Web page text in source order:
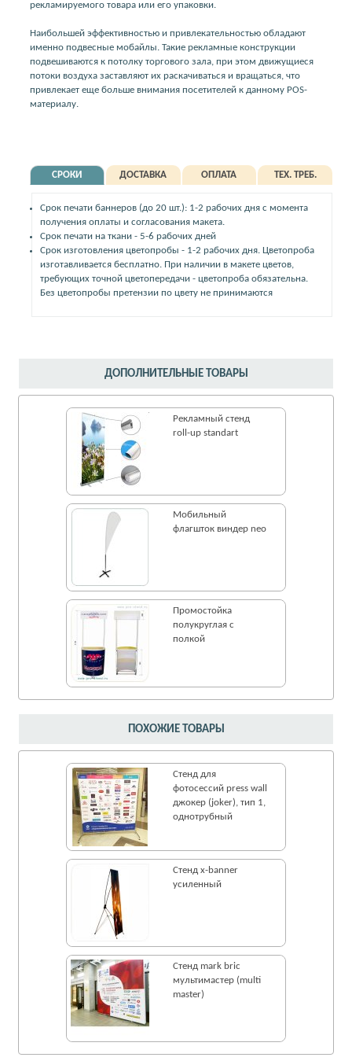
рекламируемого товара или его упаковки.
Наибольшей эффективностью и привлекательностью обладают
именно подвесные мобайлы. Такие рекламные конструкции
подвешиваются к потолку торгового зала, при этом движущиеся
потоки воздуха заставляют их раскачиваться и вращаться, что
привлекает еще больше внимания посетителей к данному POS-
материалу.
СРОКИ ДОСТАВКА ОПЛАТА ТЕХ. ТРЕБ.
Срок печати баннеров (до 20 шт.): 1-2 рабочих дня с момента
получения оплаты и согласования макета.
Срок печати на ткани - 5-6 рабочих дней
Срок изготовления цветопробы - 1-2 рабочих дня. Цветопроба
изготавливается бесплатно. При наличии в макете цветов,
требующих точной цветопередачи - цветопроба обязательна.
Без цветопробы претензии по цвету не принимаются
ПОХОЖИЕ ТОВАРЫ
Стенд для
фотосессий press wall
джокер (joker), тип 1,
однотрубный
Стенд x-banner
усиленный
Стенд mark bric
мультимастер (multi
master)
ДОПОЛНИТЕЛЬНЫЕ ТОВАРЫ
Рекламный стенд
roll-up standart
Мобильный
флагшток виндер neo
Промостойка
полукруглая с
полкой